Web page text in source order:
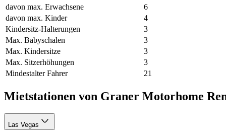
davon max. Erwachsene
6
davon max. Kinder
4
Kindersitz-Halterungen
3
Max. Babyschalen
3
Max. Kindersitze
3
Max. Sitzerhöhungen
3
Mindestalter Fahrer
21
Mietstationen von Graner Motorhome
Las Vegas